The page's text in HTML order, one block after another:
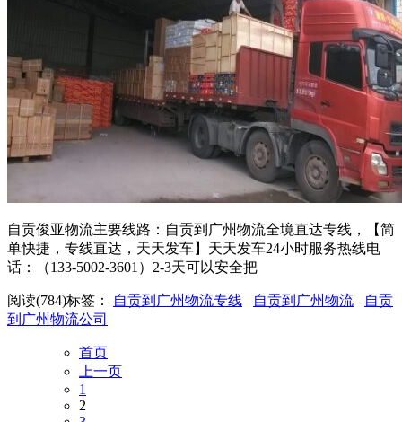
自贡俊亚物流主要线路：自贡到广州物流全境直达专线，【简
单快捷，专线直达，天天发车】天天发车24小时服务热线电
话：（133-5002-3601）2-3天可以安全把
阅读(784)标签： 自贡到广州物流专线 自贡到广州物流
自贡
到广州物流公司
首页
上一页
1
2